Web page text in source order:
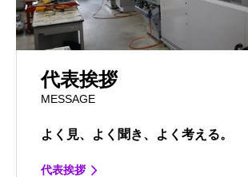
代表挨拶
MESSAGE
よく見、よく聞き、よく考える。
代表挨拶